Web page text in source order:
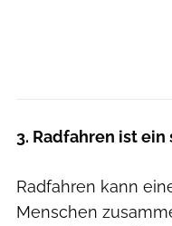
3. Radfahren ist
Radfahren kann
Menschen